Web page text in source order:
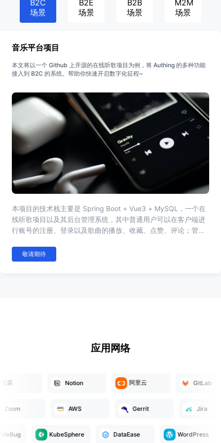
B2C
场景
B2E
场景
B2B
场景
M2M
场景
音乐平台项目
本文将以一个 Github 上开源的在线听歌项目为例，将 Authing 的多种功能
接入到 B2C 的系统。帮助你快速开启数字化征程~
本项目的技术栈主要是 Spring Boot + Vue3 + MySQL，一个在
线听歌项目以及其后台管理系统，其中普通用户可以在客户端进
行账号的注册、登录以及歌曲的播放、收藏、点赞、评论；管理
敬请期待
应用网络
Notion 阿里云 GitLab
AWS Gerrit Jira
KubeSphere DataEase WordPress